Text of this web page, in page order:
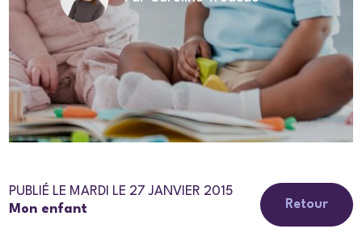
PUBLIÉ LE MARDI LE 27 JANVIER 2015
Mon enfant
Retour